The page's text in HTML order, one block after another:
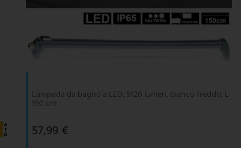
Lampada da bagno a LED, 5120 lumen, bianco freddo, L
150 cm
57,99 €